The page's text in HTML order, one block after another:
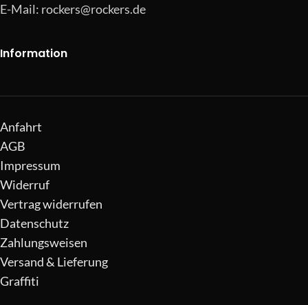
E-Mail: rockers@rockers.de
Information
Anfahrt
AGB
Impressum
Widerruf
Vertrag widerrufen
Datenschutz
Zahlungsweisen
Versand & Lieferung
Graffiti